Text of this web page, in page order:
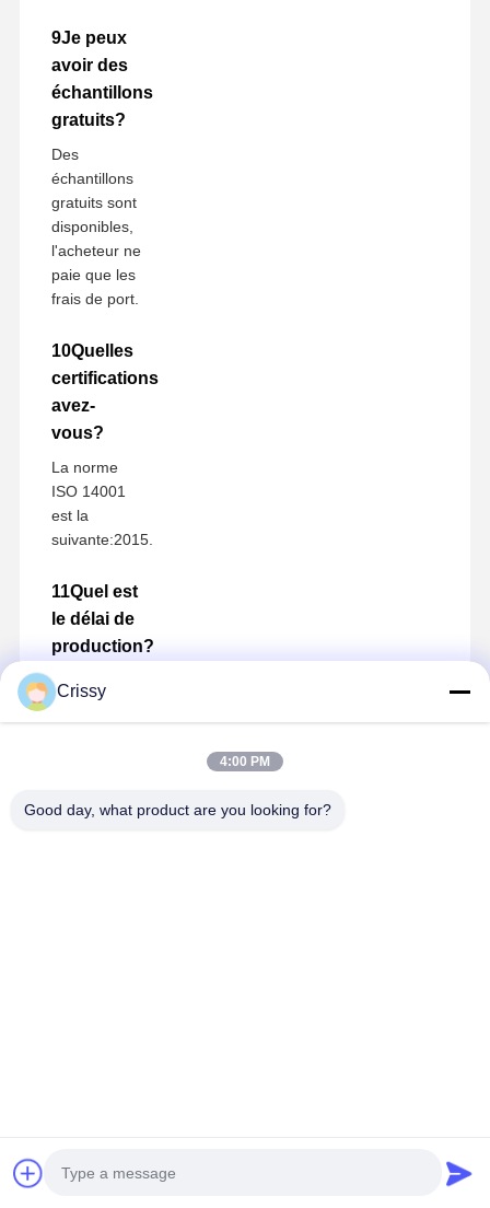
9Je peux
avoir des
échantillons
gratuits?
Des
échantillons
gratuits sont
disponibles,
l'acheteur ne
paie que les
frais de port.
10Quelles
certifications
avez-
vous?
La norme
ISO 14001
est la
suivante:2015.
11Quel est
le délai de
production?
Normalement
7 à 10 jours
ouvrables.
électroniques
Crissy
4:00 PM
Good day, what product are you looking for?